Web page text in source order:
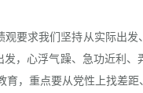
求我们坚持从实际出发
，心浮气躁、急功近利、
，重点要从党性上找差距